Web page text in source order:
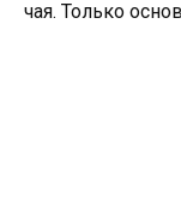
чая. Только